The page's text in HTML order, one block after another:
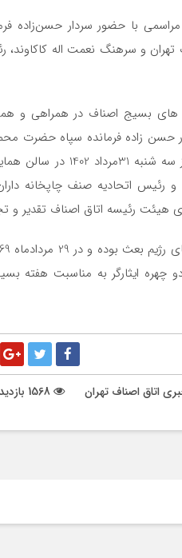
با حضور سردار حسن‌زاده
و سرهنگ نعمت اله
بسیج اصناف در همراهی و
حسن زاده فرمانده سپاه حضرت
اعضای هیئت رئیسه اتاق و روسای اتحادیه های
رئیس اتحادیه صنف چاپخانه
هیئت رئیسه اتاق اصناف تقدیر و
ایثارگر به مناسبت هفته
اتاق اصناف تهران